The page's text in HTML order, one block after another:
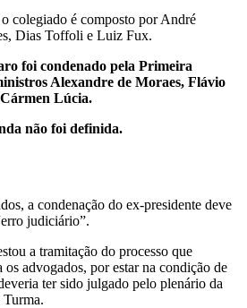
colegiado é composto por André
Dias Toffoli e Luiz Fux.
foi condenado pela Primeira
Alexandre de Moraes, Flávio
Lúcia.
não foi definida.
a condenação do ex-presidente deve
judiciário”.
a tramitação do processo que
advogados, por estar na condição de
ter sido julgado pelo plenário da
Turma.